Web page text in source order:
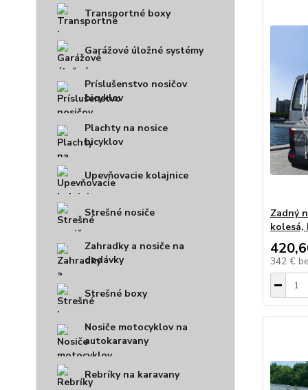
Transportné boxy
Garážové úložné systémy
Príslušenstvo nosičov
bicyklov
Plachty na nosice
bicyklov
Upevňovacie kolajnice
Strešné nosiče
Zahradky a nosiče na
dodávky
Strešné boxy
Nosiče motocyklov na
autokaravany
Rebríky na karavany
Zadný
342 €